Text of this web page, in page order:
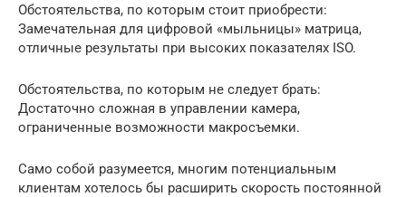
Обстоятельства, по которым стоит приобрести:
Замечательная для цифровой «мыльницы» матрица,
отличные результаты при высоких показателях ISO.
Обстоятельства, по которым не следует брать:
Достаточно сложная в управлении камера,
ограниченные возможности макросъемки.
Само собой разумеется, многим потенциальным
клиентам хотелось бы расширить скорость постоянной